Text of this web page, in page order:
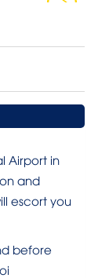
Airport in
and
escort you
before